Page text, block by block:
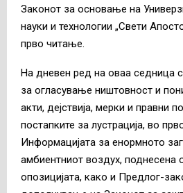
Законот за основање на
науки и технологии „Свети
прво читање.
На дневен ред на оваа седница
за огласување ништовност и
акти, дејствија, мерки и правни
постапките за лустрација, во
Информацијата за енормното
амбиентниот воздух, поднесена
опозицијата, како и Предлог-